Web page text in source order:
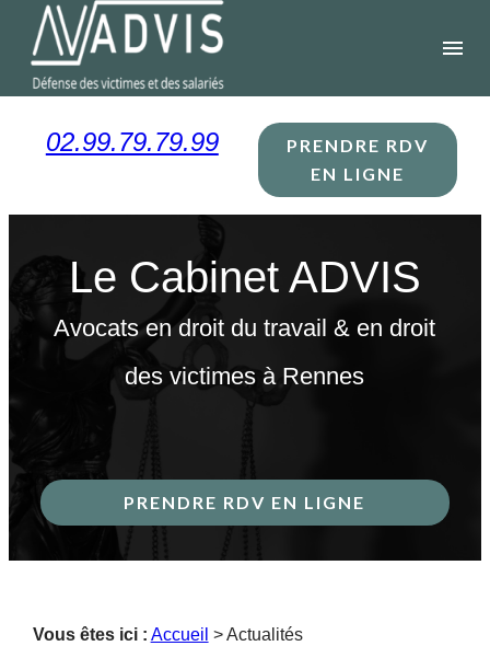
menu
02.99.79.79.99
PRENDRE RDV
EN LIGNE
Le Cabinet ADVIS
Avocats en droit du travail & en droit
des victimes à Rennes
PRENDRE RDV EN LIGNE
Vous êtes ici : Accueil > Actualités
Panneau de gestion des cookies